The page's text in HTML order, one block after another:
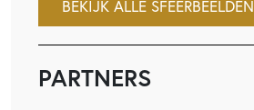
BEKIJK ALLE SFEERBEELDEN
PARTNERS